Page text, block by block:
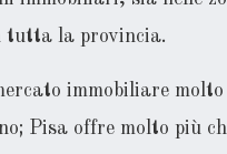
tutta la provincia.
immobiliare molto
Pisa offre molto più